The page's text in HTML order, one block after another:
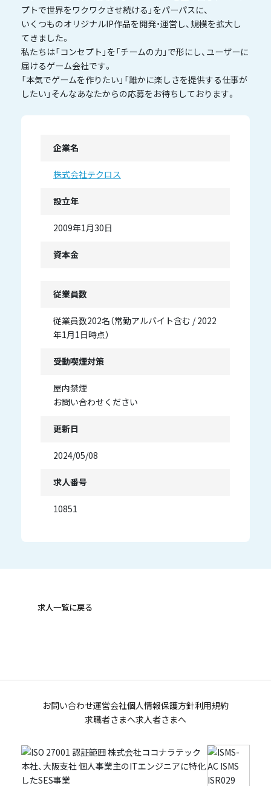
プトで世界をワクワクさせ続ける」をパーパスに、
いくつものオリジナルIP作品を開発・運営し、規模を拡大し
てきました。
私たちは「コンセプト」を「チームの力」で形にし、ユーザーに
届けるゲーム会社です。
「本気でゲームを作りたい」「誰かに楽しさを提供する仕事が
したい」そんなあなたからの応募をお待ちしております。
企業名
株式会社テクロス
設立年
2009年1月30日
資本金
従業員数
従業員数202名（常勤アルバイト含む / 2022
年1月1日時点）
受動喫煙対策
屋内禁煙
お問い合わせください
更新日
2024/05/08
求人番号
10851
求人一覧に戻る
お問い合わせ運営会社個人情報保護方針利用規約
求職者さまへ求人者さまへ